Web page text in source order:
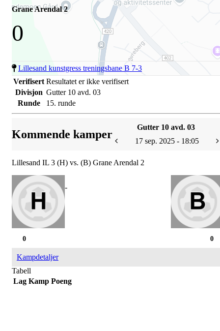
Grane Arendal 2
0
Lillesand kunstgress treningsbane B 7-3
Verifisert Resultatet er ikke verifisert
Divisjon Gutter 10 avd. 03
Runde
15. runde
Kommende kamper
Gutter 10 avd. 03
17 sep. 2025 - 18:05
Lillesand IL 3 (H) vs. (B) Grane Arendal 2
-
0
0
Kampdetaljer
Tabell
Lag Kamp Poeng